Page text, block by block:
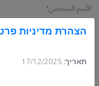
الأسم الشخصي*
הצהרת מדיניות
תאריך: